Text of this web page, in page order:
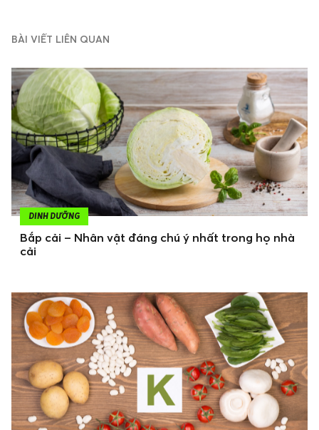
BÀI VIẾT LIÊN QUAN
DINH DƯỠNG
Bắp cải – Nhân vật đáng chú ý nhất trong họ nhà
cải